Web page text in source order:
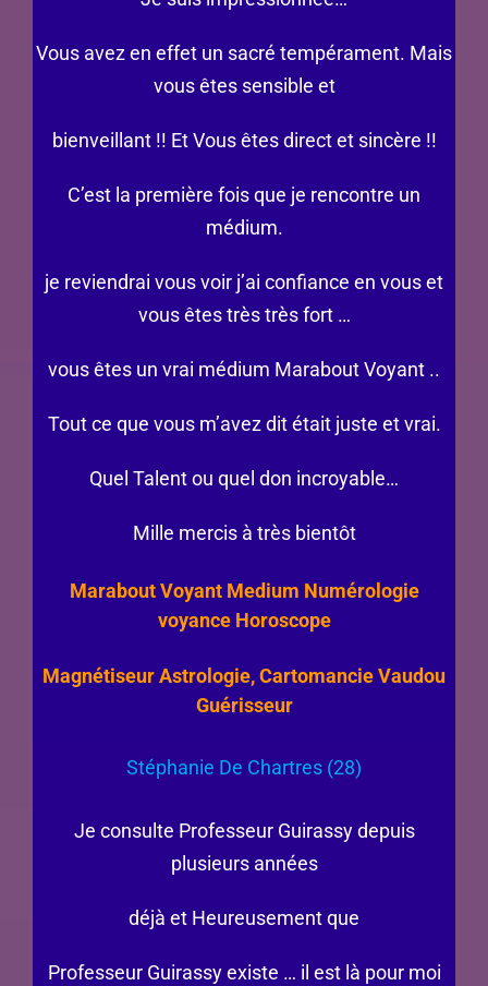
Vous avez en effet un sacré tempérament. Mais
vous êtes sensible et
bienveillant !! Et Vous êtes direct et sincère !!
C’est la première fois que je rencontre un
médium.
je reviendrai vous voir j’ai confiance en vous et
vous êtes très très fort …
vous êtes un vrai médium Marabout Voyant ..
Tout ce que vous m’avez dit était juste et vrai.
Quel Talent ou quel don incroyable…
Mille mercis à très bientôt
Marabout Voyant Medium Numérologie
voyance Horoscope
Magnétiseur Astrologie, Cartomancie Vaudou
Guérisseur
Stéphanie De Chartres (28)
Je consulte Professeur Guirassy depuis
plusieurs années
déjà et Heureusement que
Professeur Guirassy existe … il est là pour moi